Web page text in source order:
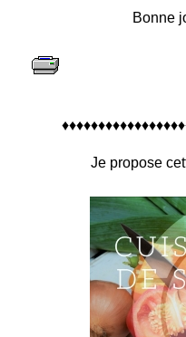
Bonne
Je propose